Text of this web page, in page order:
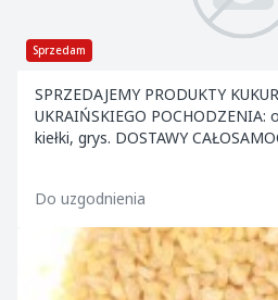
Sprzedam
SPRZEDAJEMY PRODUKTY
UKRAIŃSKIEGO
kiełki, grys. DOSTAWY
Do uzgodnienia